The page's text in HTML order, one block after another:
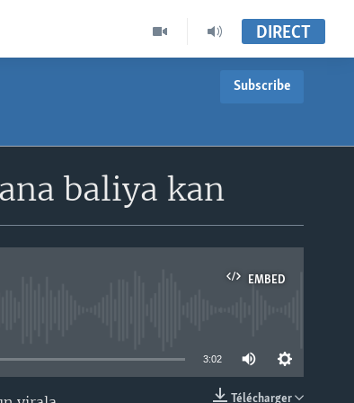
DIRECT
Subscribe
baliya kan
EMBED
3:02
Télécharger